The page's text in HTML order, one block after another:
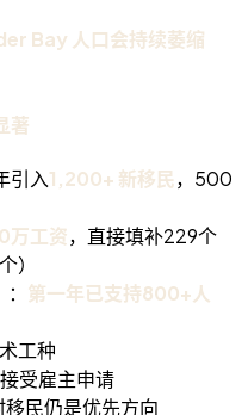
Bay 人口会持续萎缩
著
引入1,200+ 新移民，500
万工资，直接填补229个
）
第一年已支持800+人
工种
受雇主申请
民仍是优先方向